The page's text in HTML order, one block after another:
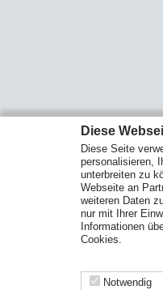
Diese
Diese Seite
personalisieren,
unterbreiten zu
Webseite an
weiteren Daten
nur mit Ihrer
Informationen
Cookies.
Notwendig